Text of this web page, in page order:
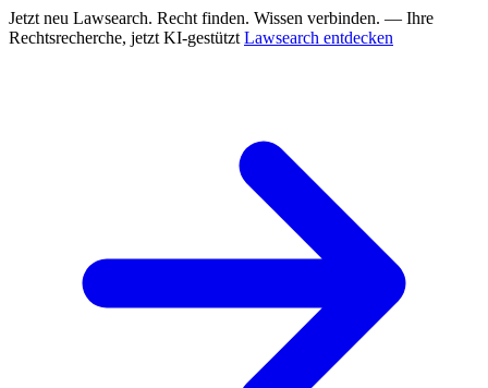
Jetzt neu Lawsearch. Recht finden. Wissen verbinden. — Ihre
Rechtsrecherche, jetzt KI-gestützt Lawsearch entdecken